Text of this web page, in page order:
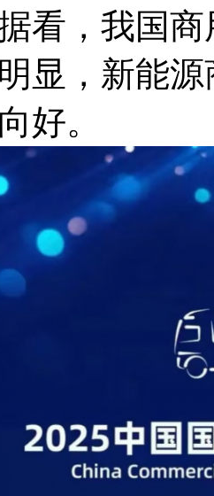
看，我国
显，新能
好。